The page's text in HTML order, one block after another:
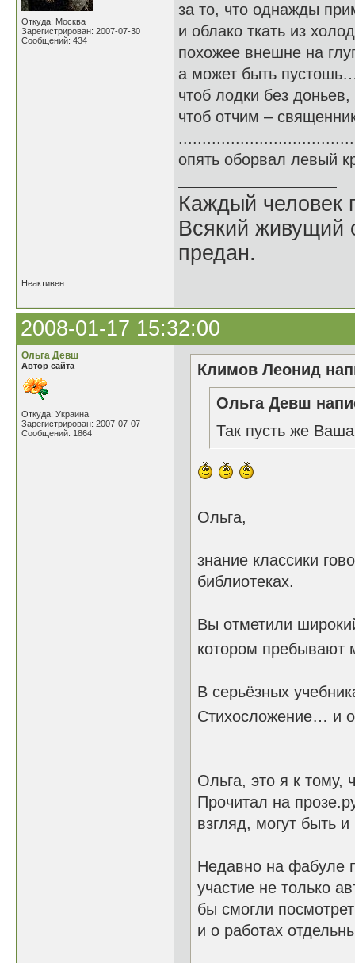
Откуда: Москва
Зарегистрирован: 2007-07-30
Сообщений: 434
за то, что однажды
и облако ткать из
похожее внешне на
а может быть
чтоб лодки без
чтоб отчим –
опять оборвал левый
Каждый человек
Всякий живущий
предан.
Неактивен
2008-01-17 15:32:00
Ольга Девш
Автор сайта
Откуда: Украина
Зарегистрирован: 2007-07-07
Сообщений: 1864
Климов Леонид
Ольга Девш
Так пусть же
Ольга,
знание классики
библиотеках.
Вы отметили
котором пребывают
В серьёзных
Стихосложение… и
Ольга, это я к тому,
Прочитал на
взгляд, могут быть
Недавно на фабуле
участие не только
бы смогли
и о работах